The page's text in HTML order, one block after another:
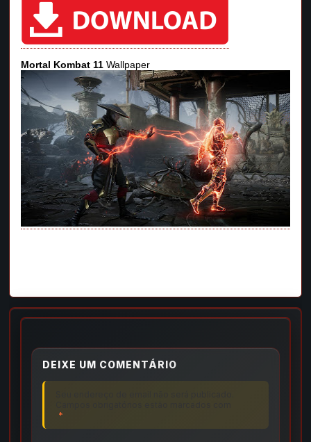
Mortal Kombat 11Wallpaper
DEIXE UM COMENTÁRIO
*